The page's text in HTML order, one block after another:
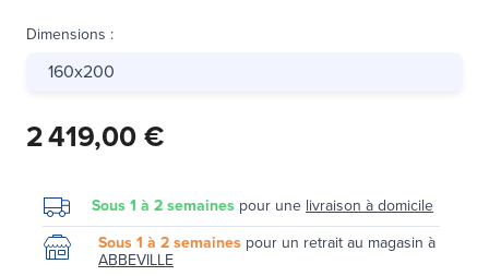
Dimensions :
160x200
2 419,00 €
Sous 1 à 2 semaines pour unelivraison à domicile
Sous 1 à 2 semaines pour un retrait au magasin à
ABBEVILLE